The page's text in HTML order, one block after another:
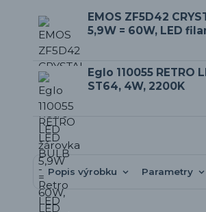
EMOS ZF5D42
5,9W = 60W, LED
Eglo 110055 RETRO
ST64, 4W, 2200K
Popis výrobku Parametry